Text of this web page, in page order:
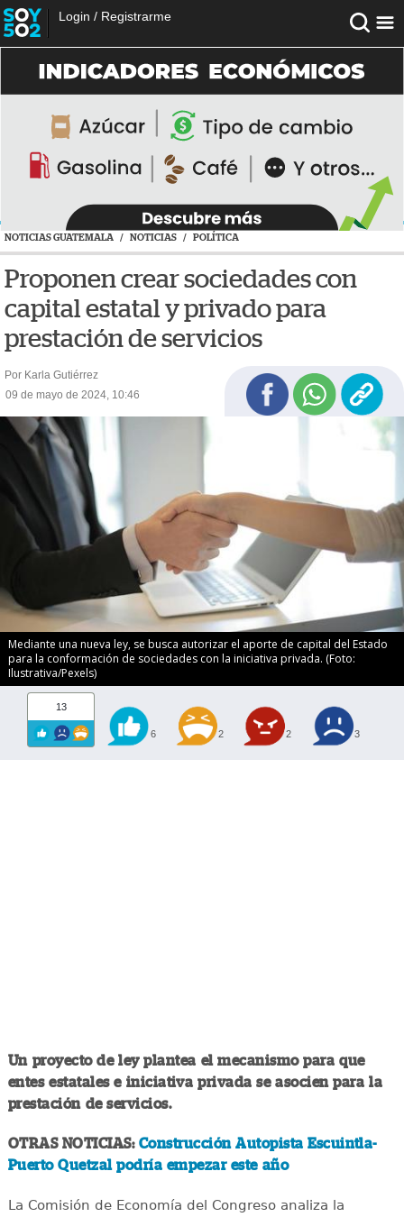
Login / Registrarme
NOTICIAS GUATEMALA / NOTICIAS / POLÍTICA
Proponen crear sociedades con
capital estatal y privado para
prestación de servicios
Por Karla Gutiérrez
09 de mayo de 2024, 10:46
Mediante una nueva ley, se busca autorizar el aporte de capital del Estado
para la conformación de sociedades con la iniciativa privada. (Foto:
Ilustrativa/Pexels)
13
6 2 2 3
Un proyecto de ley plantea el mecanismo para que
entes estatales e iniciativa privada se asocien para la
prestación de servicios.
OTRAS NOTICIAS: Construcción Autopista Escuintla-
Puerto Quetzal podría empezar este año
La Comisión de Economía del Congreso analiza la